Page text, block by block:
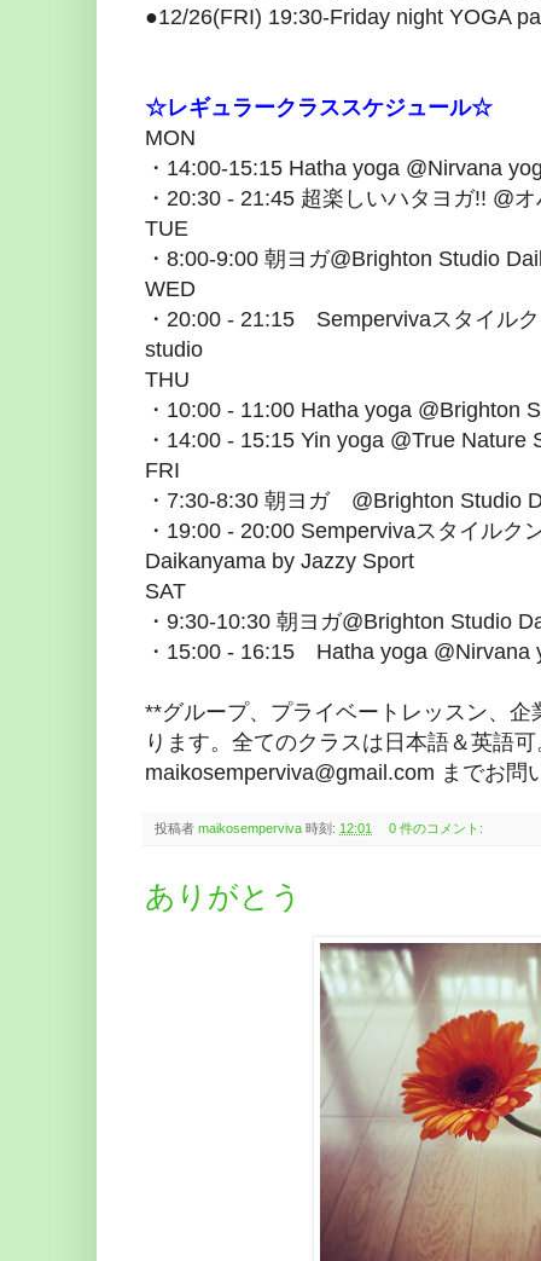
●12/26(FRI) 19:30-Friday night YOGA
☆レギュラークラススケジュール☆
MON
・14:00-15:15 Hatha yoga @Nirvana
・20:30 - 21:45 超楽しいハタヨガ!! @
TUE
・8:00-9:00 朝ヨガ@Brighton Studio
WED
・20:00 - 21:15 Sempervivaスタイル
studio
THU
・10:00 - 11:00 Hatha yoga @Brighton
・14:00 - 15:15 Yin yoga @True Nature
FRI
・7:30-8:30 朝ヨガ @Brighton Studio
・19:00 - 20:00 Sempervivaスタイルク
Daikanyama by Jazzy Sport
SAT
・9:30-10:30 朝ヨガ@Brighton Studio
・15:00 - 16:15 Hatha yoga
**グループ、プライベートレッスン、
ります。全てのクラスは日本語＆英語
maikosemperviva@gmail.com までお問
投稿者 maikosemperviva 時刻: 12:01 0 件のコメント:
ありがとう